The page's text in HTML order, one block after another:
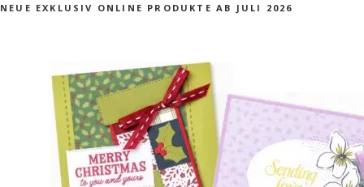
NEUE EXKLUSIV ONLINE PRODUKTE AB JULI 2026